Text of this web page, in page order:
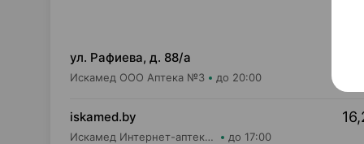
ул. Рафиева, д. 88/а
Искамед ООО Аптека №3 до 20:00
iskamed.by
Искамед Интернет-аптека Iskamed.by до 17:00